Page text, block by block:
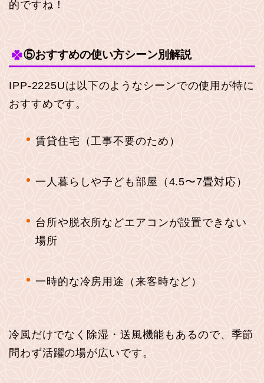
的ですね！
⑤おすすめの使い方シーン別解説
IPP-2225Uは以下のようなシーンでの使用が特に
おすすめです。
賃貸住宅（工事不要のため）
一人暮らしや子ども部屋（4.5〜7畳対応）
台所や脱衣所などエアコンが設置できない
場所
一時的な冷房用途（来客時など）
冷風だけでなく除湿・送風機能もあるので、季節
問わず活躍の場が広いです。